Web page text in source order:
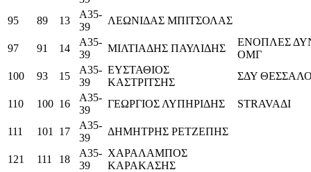
95 89 13
Α35-
39
ΛΕΩΝΙΔΑΣ ΜΠΙΤΣΟΛΑΣ
97 91 14
Α35-
39
ΜΙΛΤΙΑΔΗΣ ΠΑΥΛΙΔΗΣ
ΕΝΟΠΛΕΣ
ΟΜΓ
100
93 15
Α35-
39
ΕΥΣΤΑΘΙΟΣ
ΚΑΣΤΡΙΤΣΗΣ
ΣΔΥ
110 100 16
Α35-
39
ΓΕΩΡΓΙΟΣ ΛΥΠΗΡΙΔΗΣ STRAVAΔΙ
111 101 17
Α35-
39
ΔΗΜΗΤΡΗΣ ΡΕΤΖΕΠΗΣ
121 111 18
Α35-
39
ΧΑΡΑΛΑΜΠΟΣ
ΚΑΡΑΚΑΣΗΣ